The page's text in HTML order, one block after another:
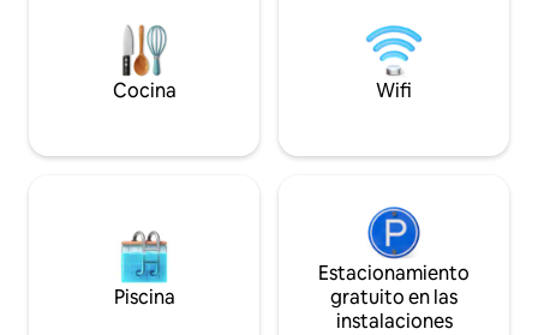
inclusiones y degustaciones privadas
con enólogos con cita previa.
(durante los
en la hamaca.
Cocina Wifi
Piscina
Estacionamiento
gratuito en las
instalaciones